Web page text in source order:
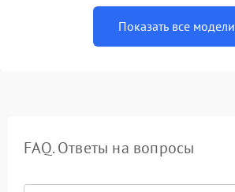
Показать все модели
FAQ. Ответы на вопросы